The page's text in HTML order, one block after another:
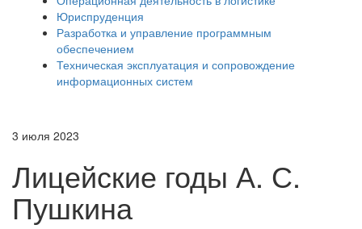
Юриспруденция
Разработка и управление программным
обеспечением
Техническая эксплуатация и сопровождение
информационных систем
3 июля 2023
Лицейские годы А. С.
Пушкина